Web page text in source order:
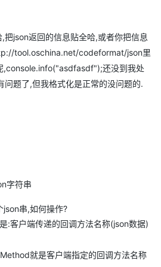
是是正确的,json如下:
把json返回的信息贴全哈,或者你把信息
tool.oschina.net/codeformat/json里
,console.info("asdfasdf");还没到我处
问题了,但我格式化是正常的没问题的.
字符串
json串,如何操作?
:客户端传递的回调方法名称(json数据)
就是客户端指定的回调方法名称